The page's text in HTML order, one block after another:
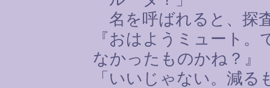
名を呼ばれると、探
『おはようミュート
なかったものかね？』
「いいじゃない。減